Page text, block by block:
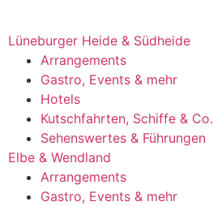
Lüneburger Heide & Südheide
Arrangements
Gastro, Events & mehr
Hotels
Kutschfahrten, Schiffe & Co.
Sehenswertes & Führungen
Elbe & Wendland
Arrangements
Gastro, Events & mehr